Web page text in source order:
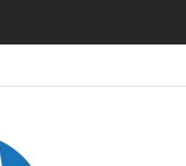
ซนส์ ‘กุชชี่’ 50 ปี พร้อมส่ง